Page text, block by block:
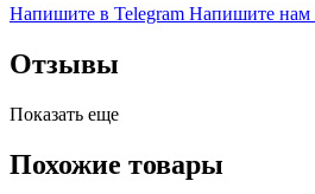
Напишите в Telegram Напишите нам
Отзывы
Показать еще
Похожие товары